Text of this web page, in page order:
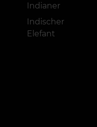
Indianer
Indischer
Elefant